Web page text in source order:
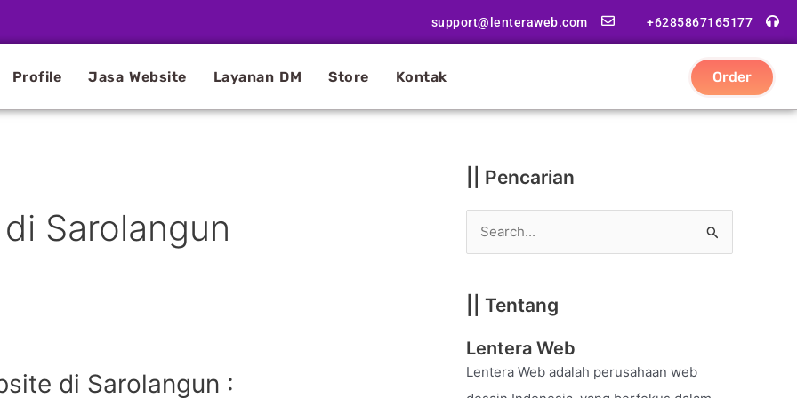
support@lenteraweb.com +6285867165177
Profile Jasa Website Layanan DM Store Kontak Order
Sarolangun
di Sarolangun :
|| Pencarian
r
c
h
|| Tentang
Lentera Web
Lentera Web adalah perusahaan web
|
t
g
i